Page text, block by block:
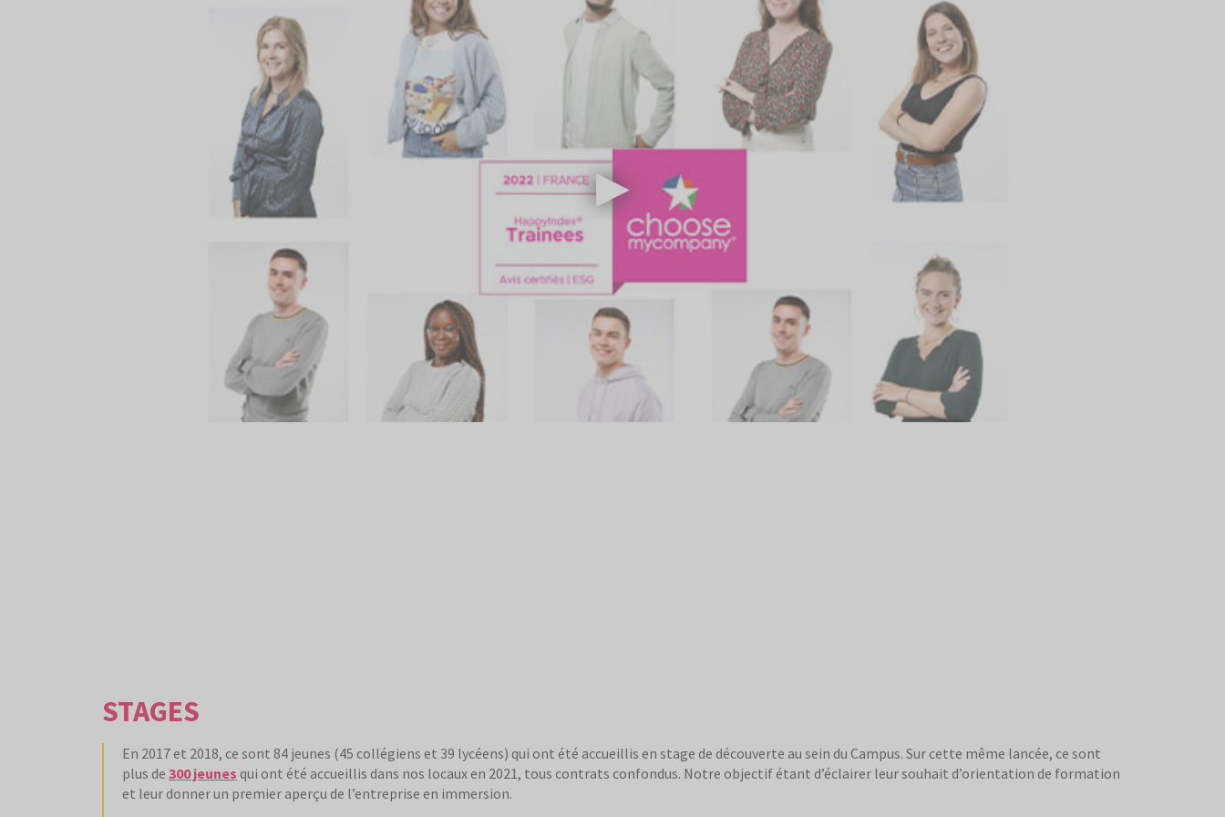
STAGES
En 2017 et 2018, ce sont 84 jeunes (45 collégiens et 39 lycéens) qui ont été accueillis en stage de découverte au sein du Campus. Sur cette même lancée, ce sont
plus de 300 jeunes qui ont été accueillis dans nos locaux en 2021, tous contrats confondus. Notre objectif étant d’éclairer leur souhait d’orientation de formation
et leur donner un premier aperçu de l’entreprise en immersion.